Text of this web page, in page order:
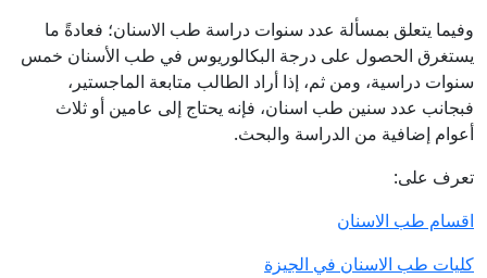
وفيما يتعلق بمسألة عدد سنوات دراسة طب الاسنان؛ فعادةً ما
يستغرق الحصول على درجة البكالوريوس في طب الأسنان خمس
سنوات دراسية، ومن ثم، إذا أراد الطالب متابعة الماجستير،
فبجانب عدد سنين طب اسنان، فإنه يحتاج إلى عامين أو ثلاث
أعوام إضافية من الدراسة والبحث.
تعرف على:
اقسام طب الاسنان
كليات طب الاسنان في الجيزة